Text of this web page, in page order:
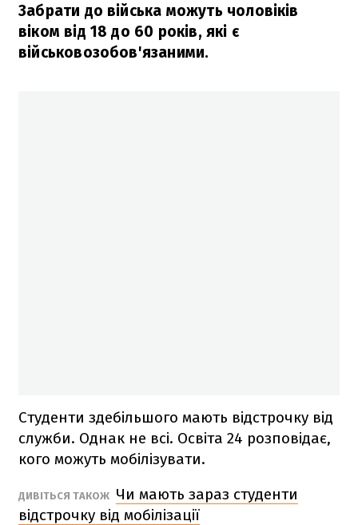
Забрати до війська можуть чоловіків
віком від 18 до 60 років, які є
військовозобов'язаними.
Студенти здебільшого мають відстрочку від
служби. Однак не всі. Освіта 24 розповідає,
кого можуть мобілізувати.
ДИВІТЬСЯ ТАКОЖ Чи мають зараз студенти
відстрочку від мобілізації